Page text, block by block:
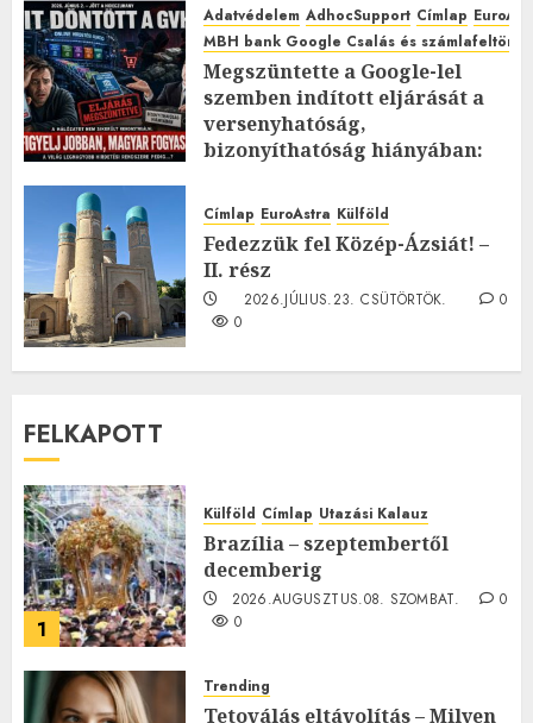
Adatvédelem AdhocSupport Címlap
MBH bank Google Csalás és
Megszüntette a Google-lel
szemben indított eljárását a
versenyhatóság,
bizonyíthatóság hiányában:
2026.JÚLIUS.23. CSÜTÖRTÖK.
0
Címlap EuroAstra Külföld
Fedezzük fel Közép-Ázsiát! –
II. rész
2026.JÚLIUS.23. CSÜTÖRTÖK.
0
0
FELKAPOTT
1
Külföld Címlap Utazási Kalauz
Brazília – szeptembertől
decemberig
2026.AUGUSZTUS.08. SZOMBAT.
0
0
Trending
Tetoválás eltávolítás – Milyen